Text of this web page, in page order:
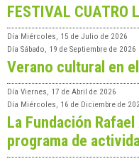
FESTIVAL CUATRO
Día Miércoles, 15 de Julio de 2026
Día Sábado, 19 de Septiembre de 2026
Verano cultural en
Día Viernes, 17 de Abril de 2026
Día Miércoles, 16 de Diciembre de
La Fundación
programa de